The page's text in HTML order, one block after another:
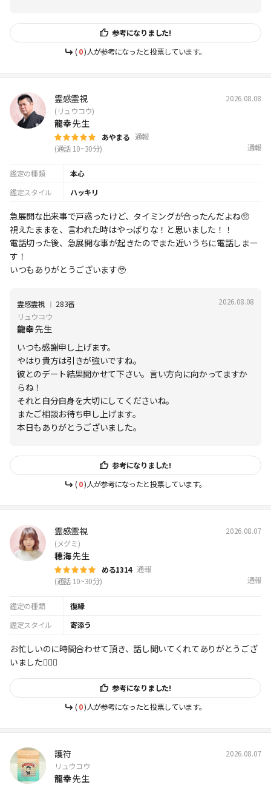
参考になりました!
(0)人が参考になったと投票しています。
霊感霊視 2026.08.08
(リュウコウ)
龍幸先生
あやまる 通報
(通話 10~30分)
通報
鑑定の種類
本心
鑑定スタイル
ハッキリ
急展開な出来事で戸惑ったけど、タイミングが合ったんだよね🥺
視えたままを、言われた時はやっぱりな！と思いました！！
電話切った後、急展開な事が起きたのでまた近いうちに電話しまー
す！
いつもありがとうございます🥹
霊感霊視 Ι 283番
リュウコウ
龍幸先生
2026.08.08
いつも感謝申し上げます。
やはり貴方は引きが強いですね。
彼とのデート結果聞かせて下さい。言い方向に向かってますか
らね！
それと自分自身を大切にしてくださいね。
またご相談お待ち申し上げます。
本日もありがとうございました。
参考になりました!
(0)人が参考になったと投票しています。
霊感霊視 2026.08.07
(メグミ)
穂海先生
める1314 通報
(通話 10~30分)
通報
鑑定の種類
復縁
鑑定スタイル
寄添う
お忙しいのに時間合わせて頂き、話し聞いてくれてありがとうござ
いました🙇🏻‍♀️
参考になりました!
(0)人が参考になったと投票しています。
護符 2026.08.07
リュウコウ
龍幸先生